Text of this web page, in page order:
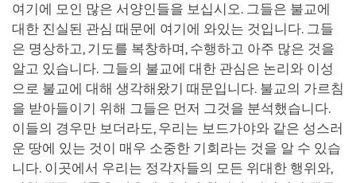
여기에 모인 많은 서양인들을 보십시오. 그들은 불교에
대한 진실된 관심 때문에 여기에 와있는 것입니다. 그들
은 명상하고, 기도를 복창하며, 수행하고 아주 많은 것을
알고 있습니다. 그들의 불교에 대한 관심은 논리와 이성
으로 불교에 대해 생각해왔기 때문입니다. 불교의 가르침
을 받아들이기 위해 그들은 먼저 그것을 분석했습니다.
이들의 경우만 보더라도, 우리는 보드가야와 같은 성스러
운 땅에 있는 것이 매우 소중한 기회라는 것을 알 수 있습
니다. 이곳에서 우리는 정각자들의 모든 위대한 행위와,